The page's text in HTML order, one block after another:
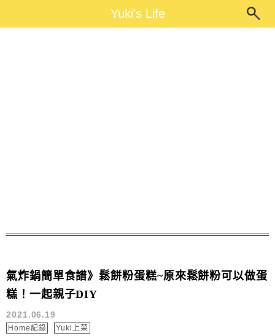
Yuki's LifeYuki's Life
氣炸鍋簡單食譜》鬆餅粉蛋糕~原來鬆餅粉可以做蛋
糕！一起親子DIY
2021.06.19
Home記錄 Yuki上菜